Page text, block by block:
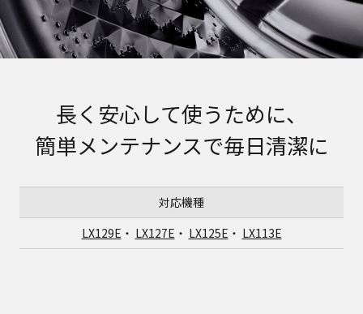
長く安心して使うために、
簡単メンテナンスで毎日清潔に
対応機種
LX129E ・ LX127E ・ LX125E ・ LX113E